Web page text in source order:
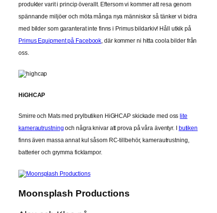
produkter varit i princip överallt. Eftersom vi kommer att resa genom
spännande miljöer och möta många nya människor så tänker vi bidra
med bilder som garanterat inte finns i Primus bildarkiv! Håll utkik på
Primus Equipment på Facebook, där kommer ni hitta coola bilder från
oss.
HiGHCAP
Smirre och Mats med prylbutiken HiGHCAP skickade med oss lite
kamerautrustning och några knivar att prova på våra äventyr. I butiken
finns även massa annat kul såsom RC-tillbehör, kamerautrustning,
batterier och grymma ficklampor.
Moonsplash Productions